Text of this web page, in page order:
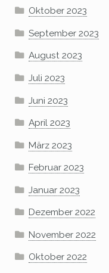
Oktober 2023
September 2023
August 2023
Juli 2023
Juni 2023
April 2023
März 2023
Februar 2023
Januar 2023
Dezember 2022
November 2022
Oktober 2022